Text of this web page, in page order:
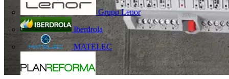
Grupo Lenor
Iberdrola
MATELEC